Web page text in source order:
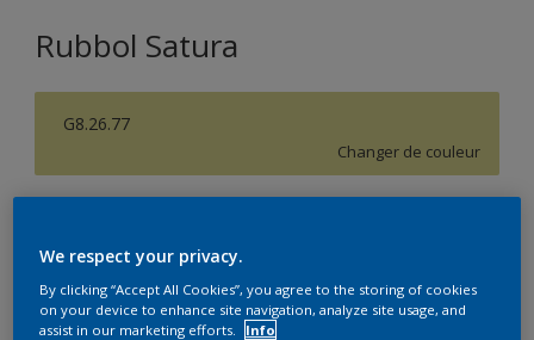
Rubbol Satura
G8.26.77
Changer de couleur
1L
Quantité Calculateur de peinture
We respect your privacy.
By clicking “Accept All Cookies”, you agree to the storing of cookies
on your device to enhance site navigation, analyze site usage, and
assist in our marketing efforts.
Info